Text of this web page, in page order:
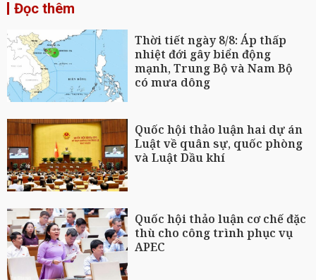
Đọc thêm
Thời tiết ngày 8/8: Áp thấp
nhiệt đới gây biển động
mạnh, Trung Bộ và Nam Bộ
có mưa dông
Quốc hội thảo luận hai dự án
Luật về quân sự, quốc phòng
và Luật Dầu khí
Quốc hội thảo luận cơ chế đặc
thù cho công trình phục vụ
APEC